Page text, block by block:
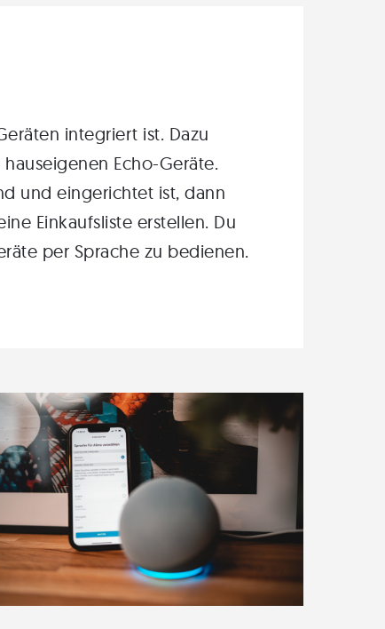
integriert ist. Dazu
Echo-Geräte.
und eingerichtet ist, dann
Einkaufsliste erstellen. Du
per Sprache zu bedienen.